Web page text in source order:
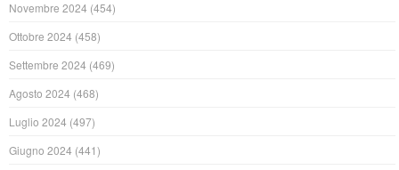
Novembre 2024 (454)
Ottobre 2024 (458)
Settembre 2024 (469)
Agosto 2024 (468)
Luglio 2024 (497)
Giugno 2024 (441)